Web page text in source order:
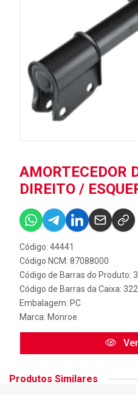
AMORTECEDOR
DIREITO /
Código: 44441
Código NCM: 87088000
Código de Barras do Produto:
Código de Barras da Caixa:
Embalagem: PC
Marca: Monroe
Produtos Similares